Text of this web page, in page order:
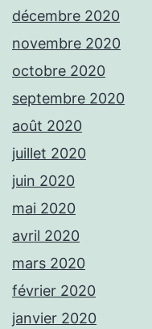
décembre 2020
novembre 2020
octobre 2020
septembre 2020
août 2020
juillet 2020
juin 2020
mai 2020
avril 2020
mars 2020
février 2020
janvier 2020